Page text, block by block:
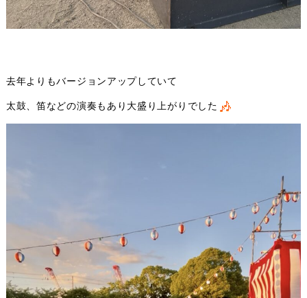
去年よりもバージョンアップしていて
太鼓、笛などの演奏もあり大盛り上がりでした